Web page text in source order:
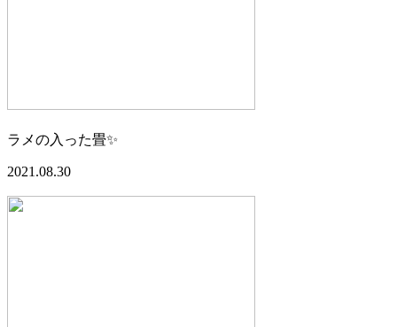
ラメの入った畳✨
2021.08.30